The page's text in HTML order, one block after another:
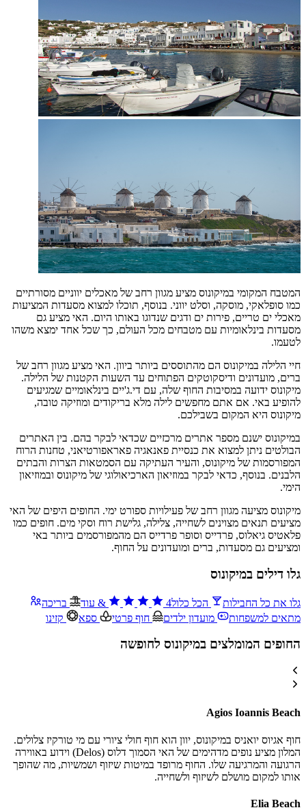
המטבח המקומי במיקונוס מציע מגוון רחב של מאכלים יווניים מסורתיים
כמו סופלאקי, מוסקה, וסלט יווני. בנוסף, תוכלו למצוא מסעדות המציעות
מאכלי ים טריים, פירות ים ודגים שנדוגו באותו היום. האי מציע גם
מסעדות בינלאומיות עם מטבחים מכל העולם, כך שכל אחד ימצא משהו
לטעמו.
חיי הלילה במיקונוס הם מהתוססים ביותר ביוון. האי מציע מגוון רחב של
ברים, מועדונים ודיסקוטקים הפתוחים עד השעות הקטנות של הלילה.
מיקונוס ידועה במסיבות החוף שלה, עם די.ג'יים בינלאומיים שמגיעים
להופיע באי. אם אתם מחפשים לילה מלא בריקודים ומוזיקה טובה,
מיקונוס היא המקום בשבילכם.
במיקונוס ישנם מספר אתרים מרכזיים שכדאי לבקר בהם. בין האתרים
הבולטים ניתן למצוא את כנסיית פאנאגיה פאראפורטיאני, טחנות הרוח
המפורסמות של מיקונוס, והעיר העתיקה עם הסמטאות הצרות והבתים
הלבנים. בנוסף, כדאי לבקר במוזיאון הארכיאולוגי של מיקונוס ובמוזיאון
הימי.
מיקונוס מציעה מגוון רחב של פעילויות ספורט ימי. החופים היפים של האי
מציעים תנאים מצוינים לשחייה, צלילה, גלישת רוח וסקי מים. חופים כמו
פלאטיס גיאלוס, פרדייס וסופר פרדייס הם מהמפורסמים ביותר באי
ומציעים גם מסעדות, ברים ומועדונים על החוף.
גלו דילים במיקונוס
גלו את כל החבילות הכל כלול4
& עוד
בריכה
מתאים למשפחות
מועדון ילדים חוף פרטי ספא קזינו
החופים המומלצים במיקונוס לחופשה
Agios Ioannis Beach
חוף אגיוס יואניס במיקונוס, יוון הוא חוף חולי ציורי עם מי טורקיז צלולים.
המלון מציע נופים מדהימים של האי הסמוך דלוס (Delos) וידוע באווירה
הרגועה והמרגיעה שלו. החוף מרופד במיטות שיזוף ושמשיות, מה שהופך
אותו למקום מושלם לשיזוף ולשחייה.
Elia Beach